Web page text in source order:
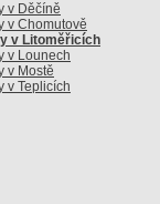
v Děčíně
v Chomutově
v Litoměřicích
v Lounech
v Mostě
v Teplicích